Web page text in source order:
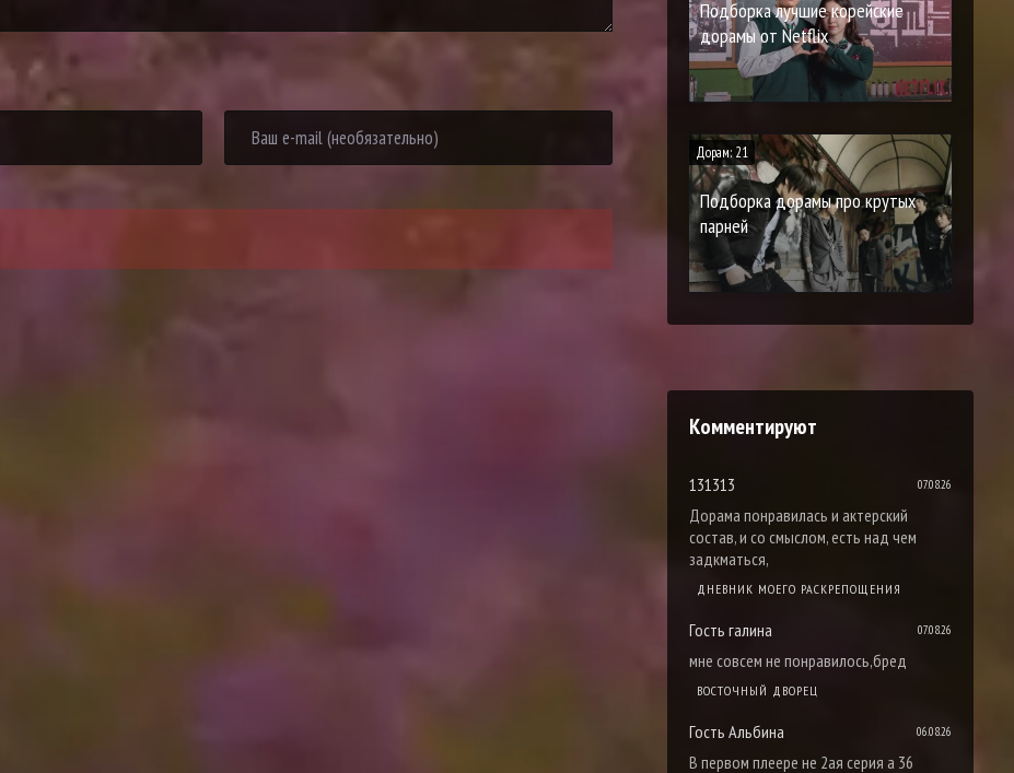
Подборка лучшие корейские
дорамы от Netflix
Дорам: 21
Подборка дорамы про крутых
парней
Комментируют
131313 07.08.26
Дорама понравилась и актерский
состав, и со смыслом, есть над чем
задкматься,
ДНЕВНИК МОЕГО РАСКРЕПОЩЕНИЯ
Гость галина 07.08.26
мне совсем не понравилось,бред
ВОСТОЧНЫЙ ДВОРЕЦ
Гость Альбина 06.08.26
В первом плеере не 2ая серия а 36